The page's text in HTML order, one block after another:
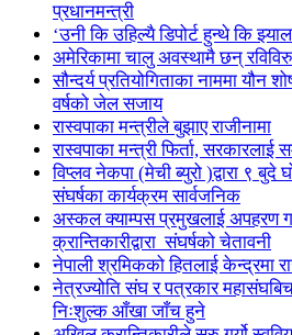
प्रधानमन्त्री
‘उनी कि उहिल्यै डिपोर्ट हुन्थे कि
अमेरिकामा चालु अवस्थामै छन्
सौन्दर्य प्रतियोगिताका नाममा यौन
वर्षको जेल सजाय
रास्वपाका मन्त्रीले बुझाए राजीनामा
रास्वपाका मन्त्री फिर्ता, सरकारलाई
विप्लव नेकपा (मेची ब्युरो )द्वारा ९ बुदे
संघर्षका कार्यक्रम सार्वजनिक
अस्कल क्याम्पस प्रमुखलाई अपहरण
क्रान्तिकारीद्वारा संघर्षको चेतावनी
नेपाली श्रमिकको हितलाई केन्द्रमा
नेत्रज्योति संघ र पत्रकार
निःशुल्क आँखा जाँच हुने